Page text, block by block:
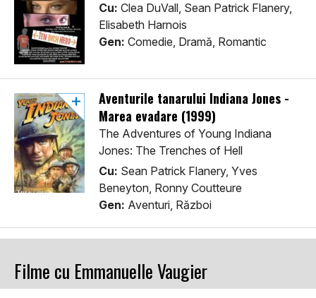
Cu: Clea DuVall, Sean Patrick Flanery,
Elisabeth Harnois
Gen: Comedie, Dramă, Romantic
Aventurile tanarului Indiana Jones -
Marea evadare (1999)
The Adventures of Young Indiana
Jones: The Trenches of Hell
Cu: Sean Patrick Flanery, Yves
Beneyton, Ronny Coutteure
Gen: Aventuri, Război
Filme cu Emmanuelle Vaugier